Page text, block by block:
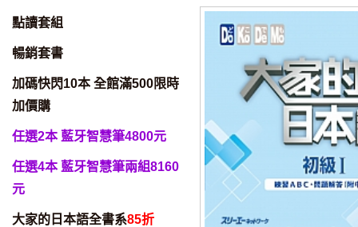
點讀套組
暢銷套書
加碼快閃10本 全館滿500限時
加價購
任選2本 藍牙智慧筆4800元
任選4本 藍牙智慧筆兩組8160
元
大家的日本語全書系85折